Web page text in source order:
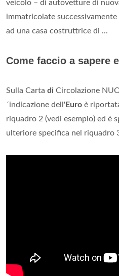
veicolo – di autovetture di
immatricolate
ad una casa costruttrice di ...
Come faccio a sapere
Sulla Carta di Circolazione
´indicazione dell'Euro è
riquadro 2 (vedi esempio) ed è
ulteriore specifica nel riquadro